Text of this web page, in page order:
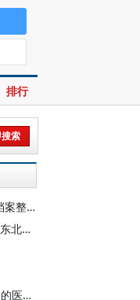
排行
欧阳哲生：历史语言研究所与明清档案整理工作（1928-1949年）
郑天挺：牛录·城守官·姓长——清初东北的地方行政机构
王余意 周晓虹：“我伲贫下中农自己的医生”——赤脚医生的视觉表征与形象建构（1965—1978）